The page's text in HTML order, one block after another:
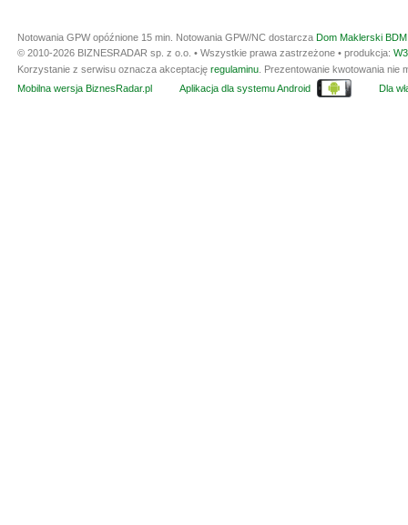
Notowania GPW opóźnione 15 min. Notowania GPW/NC dostarcza Dom Maklerski
© 2010-2026 BIZNESRADAR sp. z o.o. • Wszystkie prawa zastrzeżone • produkcja:
Korzystanie z serwisu oznacza akceptację regulaminu . Prezentowanie kwotowania
Mobilna wersja BiznesRadar.pl
Aplikacja dla systemu Android Dla